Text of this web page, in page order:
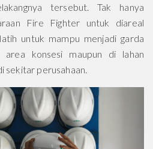
tersebut. Tak hanya
Fire Fighter untuk diareal
untuk mampu menjadi garda
area konsesi maupun di lahan
sekitar perusahaan.